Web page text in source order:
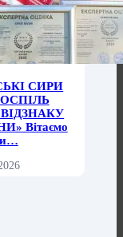
СИРИ
Вітаємо